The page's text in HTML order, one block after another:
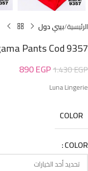
الرئيسية بيبي دول
Pants Cod 9357
1.430EGP
890EGP
Luna Lingerie
COLOR
COLOR